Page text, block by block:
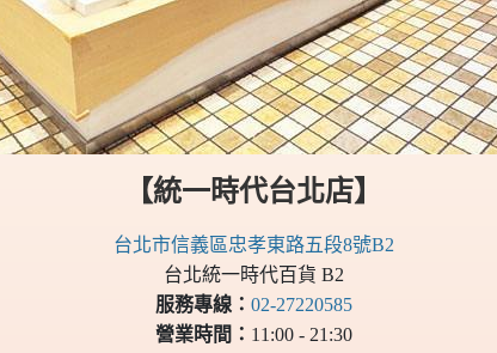
【統一時代台北店】
台北市信義區忠孝東路五段8號B2
台北統一時代百貨 B2
服務專線： 02-27220585
營業時間： 11:00 - 21:30